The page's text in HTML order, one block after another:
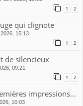
1 2
qui clignote
15:13
1 2
de silencieux
09:21
1 2
impressions...
10:03